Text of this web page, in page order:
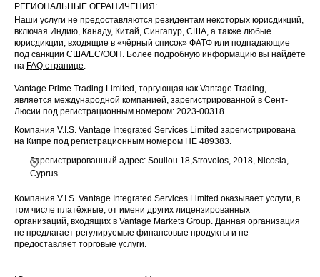
РЕГИОНАЛЬНЫЕ ОГРАНИЧЕНИЯ:
Наши услуги не предоставляются резидентам некоторых юрисдикций,
включая Индию, Канаду, Китай, Сингапур, США, а также любые
юрисдикции, входящие в «чёрный список» ФАТФ или подпадающие
под санкции США/ЕС/ООН. Более подробную информацию вы найдёте
на FAQ странице.
Vantage Prime Trading Limited, торгующая как Vantage Trading,
является международной компанией, зарегистрированной в Сент-
Люсии под регистрационным номером: 2023-00318.
Компания V.I.S. Vantage Integrated Services Limited зарегистрирована
на Кипре под регистрационным номером HE 489383.
Зарегистрированный адрес: Souliou 18,Strovolos, 2018, Nicosia,
Cyprus.
Компания V.I.S. Vantage Integrated Services Limited оказывает услуги, в
том числе платёжные, от имени других лицензированных
организаций, входящих в Vantage Markets Group. Данная организация
не предлагает регулируемые финансовые продукты и не
предоставляет торговые услуги.